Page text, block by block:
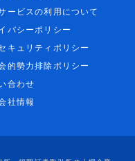
ービスの利用について
バシーポリシー
キュリティポリシー
的勢力排除ポリシー
合わせ
社情報